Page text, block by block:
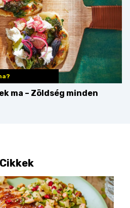
ma – Zöldség minden
Cikkek